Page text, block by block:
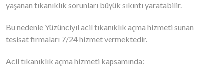
yaşanan tıkanıklık sorunları büyük sıkıntı yaratabilir.
Bu nedenle Yüzünciyıl acil tıkanıklık açma hizmeti sunan
tesisat firmaları 7/24 hizmet vermektedir.
Acil tıkanıklık açma hizmeti kapsamında: